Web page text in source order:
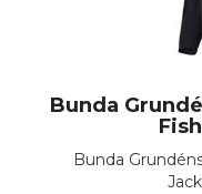
Bunda
Bunda